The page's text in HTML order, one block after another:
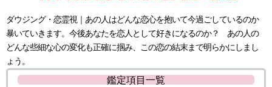
ダウジング・恋霊視｜あの人はどんな恋心を抱いて今過ごしているのか
暴いていきます。今後あなたを恋人として好きになるのか？ あの人の
どんな些細な心の変化も正確に掴み、この恋の結末まで明らかにしまし
ょう。
鑑定項目一覧